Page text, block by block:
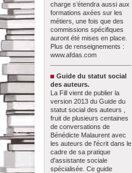
charge s’étendra aussi aux
formations axées sur les
métiers, une fois que des
commissions spécifiques
auront été mises en place.
Plus de renseignements :
www.afdas.com
Guide du statut social
des auteurs.
La Fill vient de publier la
version 2013 du Guide du
statut social des auteurs ,
fruit de plusieurs centaines
de conversations de
Bénédicte Malaurent avec
les auteurs de l'écrit dans le
cadre de sa pratique
d'assistante sociale
spécialisée. Ce guide